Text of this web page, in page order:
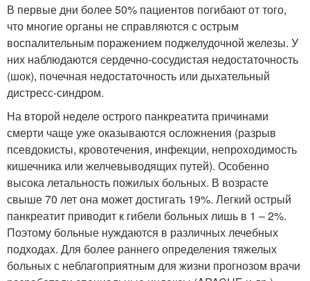
В первые дни более 50% пациентов погибают от того,
что многие органы не справляются с острым
воспалительным поражением поджелудочной железы. У
них наблюдаются сердечно-сосудистая недостаточность
(шок), почечная недостаточность или дыхательный
дистресс-синдром.
На второй неделе острого панкреатита причинами
смерти чаще уже оказываются осложнения (разрыв
псевдокисты, кровотечения, инфекции, непроходимость
кишечника или желчевыводящих путей). Особенно
высока летальность пожилых больных. В возрасте
свыше 70 лет она может достигать 19%. Легкий острый
панкреатит приводит к гибели больных лишь в 1 – 2%.
Поэтому больные нуждаются в различных лечебных
подходах. Для более раннего определения тяжелых
больных с неблагоприятным для жизни прогнозом врачи